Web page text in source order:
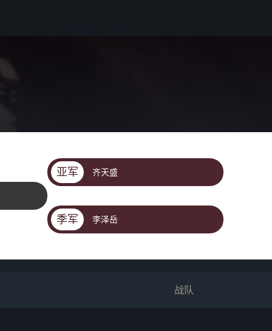
亚军 齐天盛
季军 李泽岳
战队